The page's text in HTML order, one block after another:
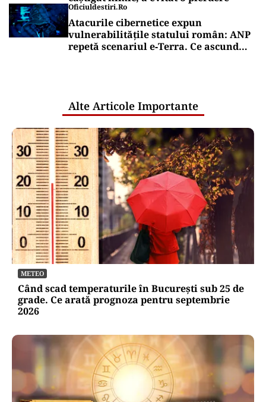
Oficiuldestiri.ro
Atacurile cibernetice expun
vulnerabilitățile statului român: ANP
repetă scenariul e‑Terra. Ce ascund
Alte Articole Importante
METEO
Când scad temperaturile în București sub 25 de
grade. Ce arată prognoza pentru septembrie
2026